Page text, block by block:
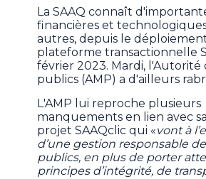
La SAAQ connaît
financières et
autres, depuis le
plateforme transactionnelle
février 2023. Mardi, l'Autorité
publics (AMP) a d'ailleurs
L'AMP lui reproche plusieurs
manquements en lien avec
projet SAAQclic qui «vont à
d’une gestion responsable
publics, en plus de porter
principes d’intégrité, de